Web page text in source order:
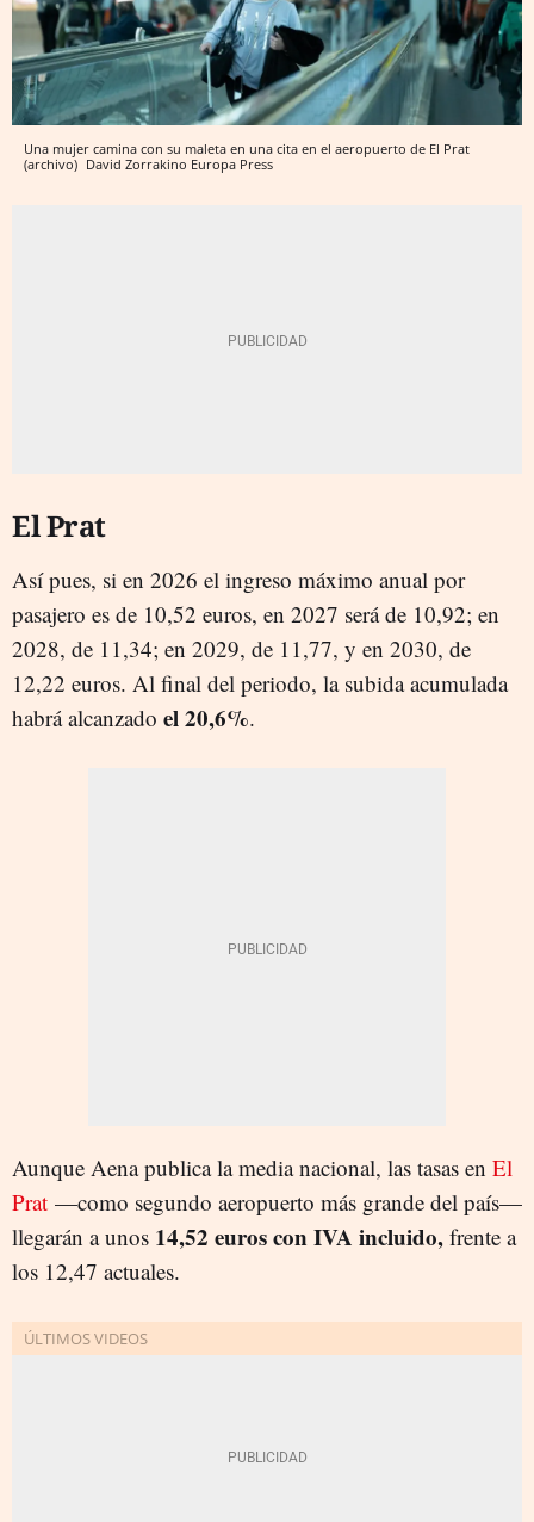
Una mujer camina con su maleta en una cita en el aeropuerto de El Prat
(archivo) David Zorrakino Europa Press
El Prat
Así pues, si en 2026 el ingreso máximo anual por
pasajero es de 10,52 euros, en 2027 será de 10,92; en
2028, de 11,34; en 2029, de 11,77, y en 2030, de
12,22 euros. Al final del periodo, la subida acumulada
habrá alcanzado el 20,6%.
Aunque Aena publica la media nacional, las tasas en El
Prat —como segundo aeropuerto más grande del país—
llegarán a unos 14,52 euros con IVA incluido, frente a
los 12,47 actuales.